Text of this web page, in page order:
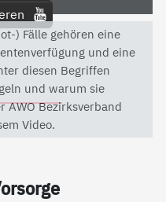
akzeptieren Sie die
von YouTube.
) Fälle gehören eine
und eine
diesen Begriffen
und warum sie
Bezirksverband
Video.